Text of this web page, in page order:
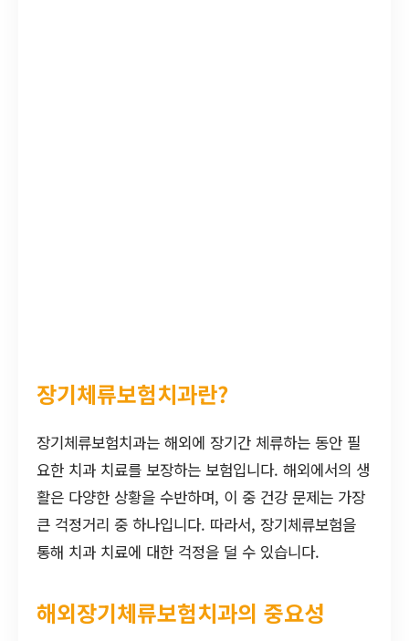
장기체류보험치과란?
장기체류보험치과는 해외에 장기간 체류하는 동안 필
요한 치과 치료를 보장하는 보험입니다. 해외에서의 생
활은 다양한 상황을 수반하며, 이 중 건강 문제는 가장
큰 걱정거리 중 하나입니다. 따라서, 장기체류보험을
통해 치과 치료에 대한 걱정을 덜 수 있습니다.
해외장기체류보험치과의 중요성